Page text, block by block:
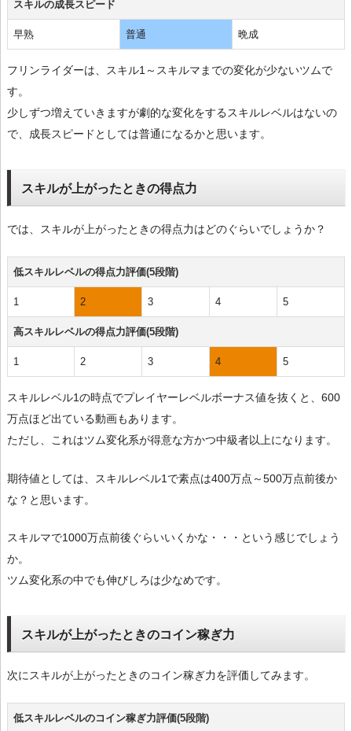
スキルの成長スピード
早熟 普通 晩成
フリンライダーは、スキル1～スキルマまでの変化が少ないツムで
す。
少しずつ増えていきますが劇的な変化をするスキルレベルはないの
で、成長スピードとしては普通になるかと思います。
スキルが上がったときの得点力
では、スキルが上がったときの得点力はどのぐらいでしょうか？
低スキルレベルの得点力評価(5段階)
1 2 3 4 5
高スキルレベルの得点力評価(5段階)
1 2 3 4 5
スキルレベル1の時点でプレイヤーレベルボーナス値を抜くと、600
万点ほど出ている動画もあります。
ただし、これはツム変化系が得意な方かつ中級者以上になります。
期待値としては、スキルレベル1で素点は400万点～500万点前後か
な？と思います。
スキルマで1000万点前後ぐらいいくかな・・・という感じでしょう
か。
ツム変化系の中でも伸びしろは少なめです。
スキルが上がったときのコイン稼ぎ力
次にスキルが上がったときのコイン稼ぎ力を評価してみます。
低スキルレベルのコイン稼ぎ力評価(5段階)